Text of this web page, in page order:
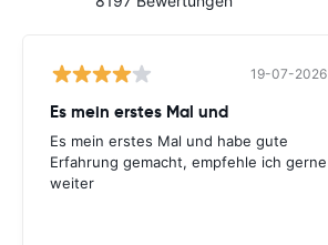
19-07-2026
Es mein erstes Mal und
Es mein erstes Mal und habe gute
Erfahrung gemacht, empfehle ich gerne
weiter